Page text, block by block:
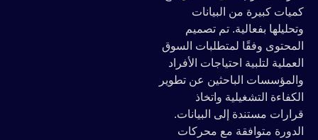
كميات كبيرة من البيانات
وتحليلها بفعالية. تم تصميم
المحتوى وفقًا لمتطلبات السوق
العملية لتلبية احتياجات الأفراد
والمؤسسات الباحثين عن تطوير
الكفاءة التشغيلية واتخاذ
قرارات مستندة إلى البيانات.
الدورة متوافقة مع محركات